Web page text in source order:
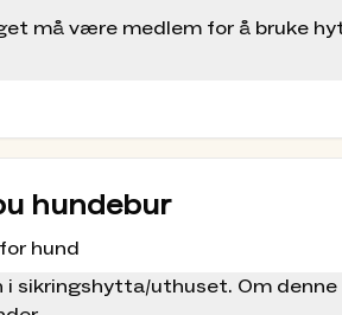
må være medlem for å bruke
hundebur
hund
i sikringshytta/uthuset. Om